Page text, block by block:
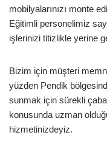
mobilyalarınızı monte
Eğitimli personelimiz
işlerinizi titizlikle yerine
Bizim için müşteri
yüzden Pendik
sunmak için sürekli
konusunda uzman
hizmetinizdeyiz.